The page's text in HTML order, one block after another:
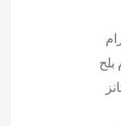
سبيط، 50 جرام
50 جرام بلح